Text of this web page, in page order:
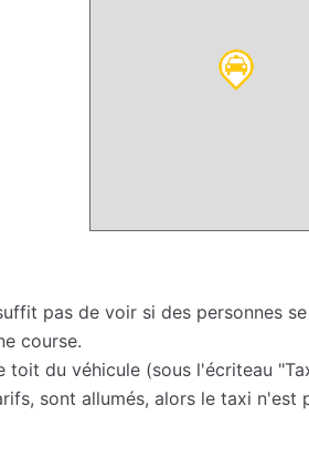
pas de voir si des personnes
course.
du véhicule (sous l'écriteau
sont allumés, alors le taxi n'est